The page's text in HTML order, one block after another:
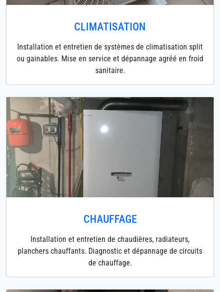
CLIMATISATION
Installation et entretien de systèmes de climatisation split
ou gainables. Mise en service et dépannage agréé en froid
sanitaire.
CHAUFFAGE
Installation et entretien de chaudières, radiateurs,
planchers chauffants. Diagnostic et dépannage de circuits
de chauffage.